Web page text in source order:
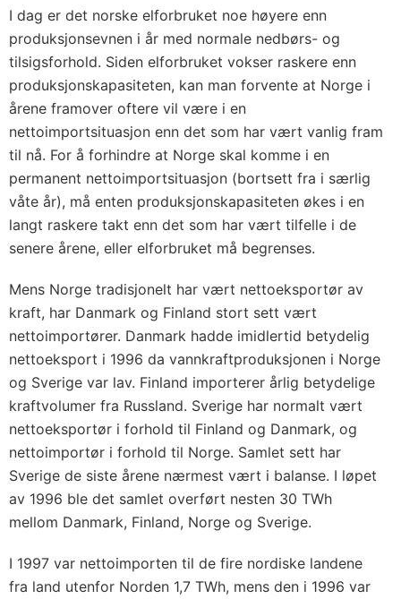
I dag er det norske elforbruket noe høyere enn
produksjonsevnen i år med normale nedbørs- og
tilsigsforhold. Siden elforbruket vokser raskere enn
produksjonskapasiteten, kan man forvente at Norge i
årene framover oftere vil være i en
nettoimportsituasjon enn det som har vært vanlig fram
til nå. For å forhindre at Norge skal komme i en
permanent nettoimportsituasjon (bortsett fra i særlig
våte år), må enten produksjonskapasiteten økes i en
langt raskere takt enn det som har vært tilfelle i de
senere årene, eller elforbruket må begrenses.
Mens Norge tradisjonelt har vært nettoeksportør av
kraft, har Danmark og Finland stort sett vært
nettoimportører. Danmark hadde imidlertid betydelig
nettoeksport i 1996 da vannkraftproduksjonen i Norge
og Sverige var lav. Finland importerer årlig betydelige
kraftvolumer fra Russland. Sverige har normalt vært
nettoeksportør i forhold til Finland og Danmark, og
nettoimportør i forhold til Norge. Samlet sett har
Sverige de siste årene nærmest vært i balanse. I løpet
av 1996 ble det samlet overført nesten 30 TWh
mellom Danmark, Finland, Norge og Sverige.
I 1997 var nettoimporten til de fire nordiske landene
fra land utenfor Norden 1,7 TWh, mens den i 1996 var